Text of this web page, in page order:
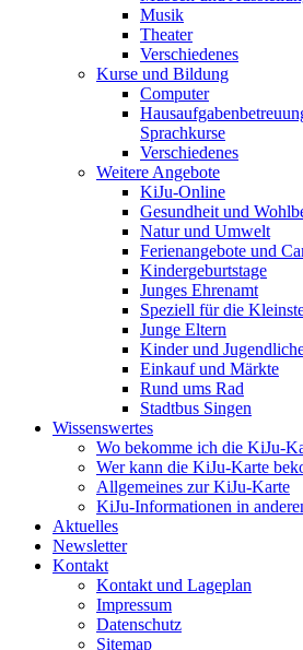
Musik
Theater
Verschiedenes
Kurse und Bildung
Computer
Sprachkurse
Verschiedenes
Weitere Angebote
KiJu-Online
Gesundheit und
Natur und Umwelt
Ferienangebote und
Kindergeburtstage
Junges Ehrenamt
Speziell für die
Junge Eltern
Kinder und
Einkauf und Märkte
Rund ums Rad
Stadtbus Singen
Wissenswertes
Wo bekomme ich die KiJu-
Wer kann die KiJu-Karte
Allgemeines zur KiJu-Karte
KiJu-Informationen in
Aktuelles
Newsletter
Kontakt
Kontakt und Lageplan
Impressum
Datenschutz
Sitemap